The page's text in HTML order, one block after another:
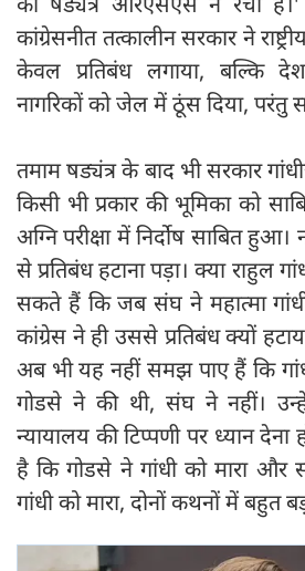
कांग्रेसनीत तत्कालीन सरकार ने
केवल प्रतिबंध लगाया, बल्कि
नागरिकों को जेल में ठूंस दिया, परंतु
तमाम षड्यंत्र के बाद भी सरकार
किसी भी प्रकार की भूमिका को
अग्नि परीक्षा में निर्दोष साबित
से प्रतिबंध हटाना पड़ा। क्या राहुल
सकते हैं कि जब संघ ने महात्मा
कांग्रेस ने ही उससे प्रतिबंध क्यों
अब भी यह नहीं समझ पाए हैं कि
गोडसे ने की थी, संघ ने नहीं।
न्यायालय की टिप्पणी पर ध्यान देना
है कि गोडसे ने गांधी को मारा
गांधी को मारा, दोनों कथनों में बहुत